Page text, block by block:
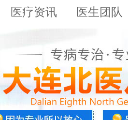
医疗资讯 医生团队